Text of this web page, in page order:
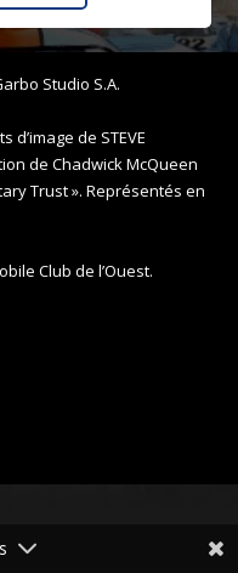
Studio S.A.
de STEVE
de Chadwick McQueen
Trust ». Représentés en
Club de l’Ouest.